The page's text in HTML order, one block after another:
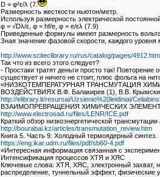
D = φ²ε/λ (7.
Размерность жесткости ньютон/метр.
Используя размерность электрической
φ = √Dλ/ε, φ = hf/e, φ = e/ελ (7.9)
Приведенные формулы имеют размерность
Зная значение фазовой скорости, каждого
http://www.sciteclibrary.ru/rus/catalog/pages/
Так что из всего этого следует?
- Простаки тратят деньги просто так!
существует и ничего не стоит, плюс фольга на
«НИЗКОТЕМПЕРАТУРНАЯ ТРАНСМУТАЦИЯ
ВОЗДЕЙСТВИЯХ В.Ф. Балакирев (1), В.В.
http://elibrary.lt/resursai/Uzsienio%20leidiniai/
ВЗАИМОПРЕВРАЩЕНИЯ ХИМИЧЕСКИХ
http://www.electrosad.ru/files/LENR/ICE.pdf
Краткий обзор низкоэнергетической
http://bourabai.kz/articles/transmutation_review.htm
Книга 5. Часть 9. Холодный термоядерный синтез.
https://eng.ikar.udm.ru/files/pdf/sb60-4.pdf
«Интересная информация связанная с
Интенсификация процессов ХТЯ и ХЯС
Ключевые слова: ХТЯ, ХЯС, электронный захват,
распределение, туннельный эффект, физические